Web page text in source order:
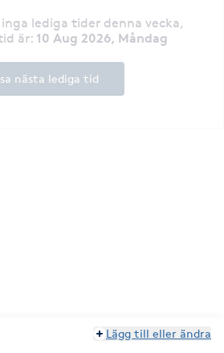
lediga tider denna vecka,
är: 10 Aug 2026, Måndag
nästa lediga tid
Lägg till eller ändra